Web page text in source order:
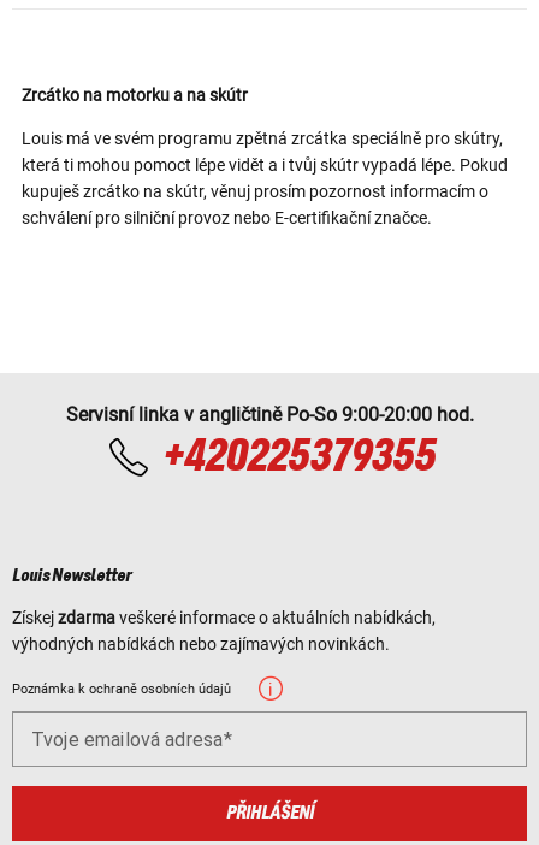
Zrcátko na motorku a na skútr
Louis má ve svém programu zpětná zrcátka speciálně pro skútry,
která ti mohou pomoct lépe vidět a i tvůj skútr vypadá lépe. Pokud
kupuješ zrcátko na skútr, věnuj prosím pozornost informacím o
schválení pro silniční provoz nebo E-certifikační značce.
Servisní linka v angličtině Po-So 9:00-20:00 hod.
+420225379355
Louis Newsletter
Získejzdarmaveškeré informace o aktuálních nabídkách,
výhodných nabídkách nebo zajímavých novinkách.
Poznámka k ochraně osobních údajů
Tvoje emailová adresa
PŘIHLÁŠENÍ